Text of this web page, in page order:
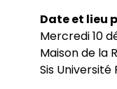
Date et lieu
Mercredi 10
Maison de la
Sis Université